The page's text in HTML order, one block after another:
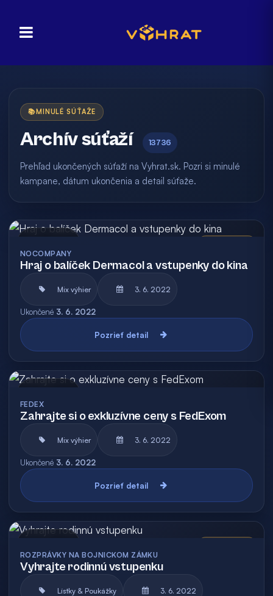
📚 MINULÉ SÚŤAŽE
Archív súťaží 13736
Prehľad ukončených súťaží na Vyhrat.sk. Pozri si minulé
kampane, dátum ukončenia a detail súťaže.
NOCOMPANY
Hraj o balíček Dermacol a vstupenky do kina
Mix výhier 3. 6. 2022
Ukončené 3. 6. 2022
Pozrieť detail
FEDEX
Zahrajte si o exkluzívne ceny s FedExom
Mix výhier 3. 6. 2022
Ukončené 3. 6. 2022
Pozrieť detail
ROZPRÁVKY NA BOJNICKOM ZÁMKU
Vyhrajte rodinnú vstupenku
Lístky & Poukážky 3. 6. 2022